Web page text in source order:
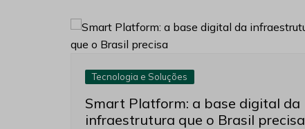
Tecnologia e Soluções
Smart Platform: a base digital da
infraestrutura que o Brasil precisa